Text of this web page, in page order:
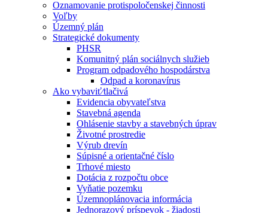
Oznamovanie protispoločenskej činnosti
Voľby
Územný plán
Strategické dokumenty
PHSR
Komunitný plán sociálnych služieb
Program odpadového hospodárstva
Odpad a koronavírus
Ako vybaviť⁄tlačivá
Evidencia obyvateľstva
Stavebná agenda
Ohlásenie stavby a stavebných úprav
Životné prostredie
Výrub drevín
Súpisné a orientačné číslo
Trhové miesto
Dotácia z rozpočtu obce
Vyňatie pozemku
Územnoplánovacia informácia
Jednorazový príspevok - žiadosti